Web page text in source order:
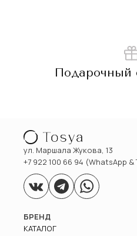
Подарочный
ул. Маршала Жукова, 13
+7 922 100 66 94 (WhatsApp &
БРЕНД
КАТАЛОГ